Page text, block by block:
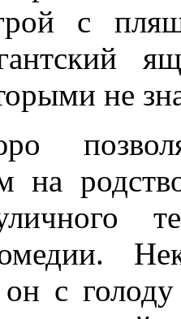
с
не
на
с голоду